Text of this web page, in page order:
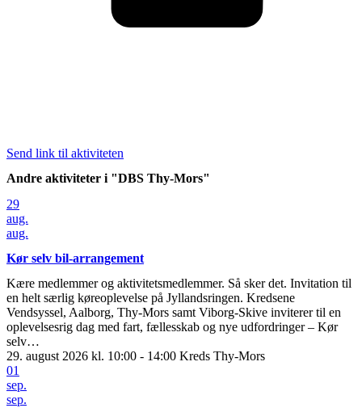
Send link til aktiviteten
Andre aktiviteter i "DBS Thy-Mors"
29
aug.
aug.
Kør selv bil-arrangement
Kære medlemmer og aktivitetsmedlemmer. Så sker det. Invitation til
en helt særlig køreoplevelse på Jyllandsringen. Kredsene
Vendsyssel, Aalborg, Thy-Mors samt Viborg-Skive inviterer til en
oplevelsesrig dag med fart, fællesskab og nye udfordringer – Kør
selv…
29. august 2026 kl. 10:00 - 14:00 Kreds Thy-Mors
01
sep.
sep.